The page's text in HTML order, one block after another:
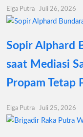
Elga Putra Juli 26, 2026
Sopir Alphard
saat Mediasi
Propam Tetap
Elga Putra Juli 25, 2026